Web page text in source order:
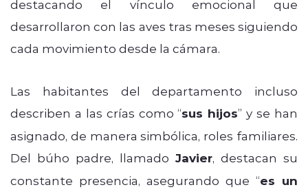
destacando el vínculo emocional que
desarrollaron con las aves tras meses siguiendo
cada movimiento desde la cámara.
Las habitantes del departamento incluso
describen a las crías como “sus hijos” y se han
asignado, de manera simbólica, roles familiares.
Del búho padre, llamado Javier, destacan su
constante presencia, asegurando que “es un